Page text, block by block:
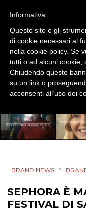
CSR
STRATEGIE
DIGITALE
ESTERNA
RADIO / AUDIO
BRAND NEWS >
SEPHORA È
FESTIVAL DI
Informativa
Questo sito o gli
di cookie necessari al
nella cookie policy. Se
tutti o ad alcuni cookie,
Chiudendo questo
su un link o
acconsenti all’uso dei